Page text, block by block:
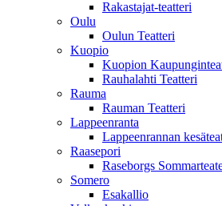
Rakastajat-teatteri
Oulu
Oulun Teatteri
Kuopio
Kuopion
Rauhalahti Teatteri
Rauma
Rauman Teatteri
Lappeenranta
Lappeenrannan
Raasepori
Raseborgs
Somero
Esakallio